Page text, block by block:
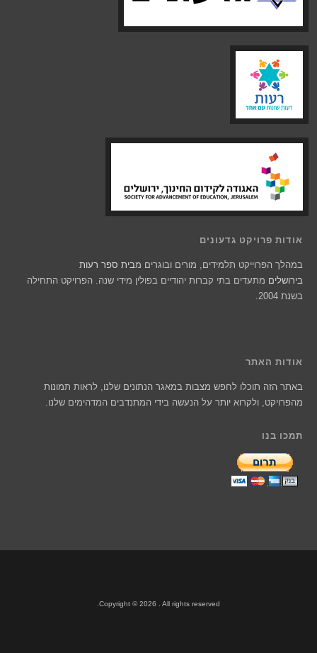
אודות פרויקט גדעונים
במהלך הפרוייקט תלמידים, מורים ובוגרים מבית ספר רעות
בירושלים מתעדים בתי קברות יהודיים בפולין מידי שנה. הפרויקט התחילה
בשנת 2004.
אודות האתר
באתר הזה תוכלו לחפש מצבות במאגר הנתונים שלנו, לראות תמונות
מהפרויקט, ולקרוא יותר על הנעשה בידי המתנדבים המדהימים שלנו.
תמכו בנו
Copyright © 2026 . All rights reserved.